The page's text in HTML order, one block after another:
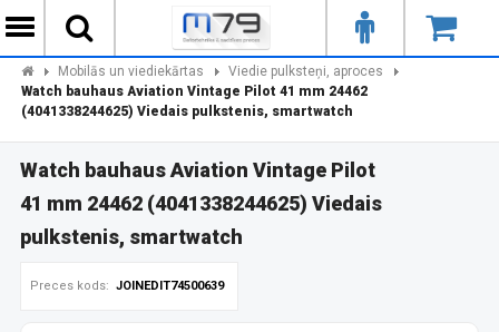
Mobilās un viediekārtas
Viedie pulksteņi, aproces
Watch bauhaus Aviation Vintage Pilot 41 mm 24462
(4041338244625) Viedais pulkstenis, smartwatch
Watch bauhaus Aviation Vintage Pilot
41 mm 24462 (4041338244625) Viedais
pulkstenis, smartwatch
Preces kods: JOINEDIT74500639